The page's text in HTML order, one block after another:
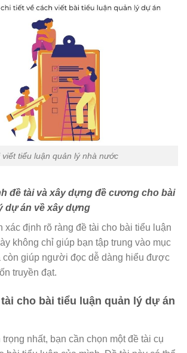
viết tiểu luận quản lý nhà nước
đề tài và xây dựng đề cương cho bài
dự án về xây dựng
xác định rõ ràng đề tài cho bài tiểu luận
không chỉ giúp bạn tập trung vào mục
còn giúp người đọc dễ dàng hiểu được
truyền đạt.
cho bài tiểu luận quản lý dự án
nhất, bạn cần chọn một đề tài cụ